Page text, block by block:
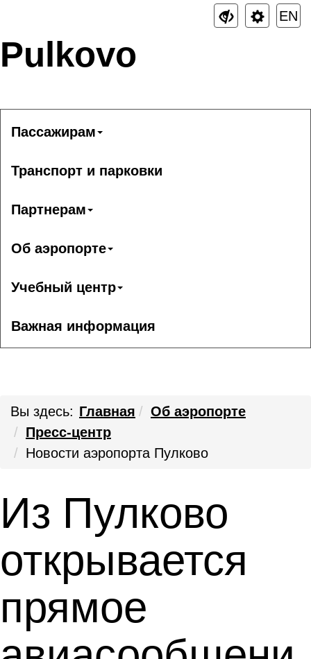
EN
Pulkovo
Пассажирам
Транспорт и парковки
Партнерам
Об аэропорте
Учебный центр
Важная информация
Вы здесь: Главная
Об аэропорте
Пресс-центр
Новости аэропорта Пулково
Из Пулково
открывается
прямое